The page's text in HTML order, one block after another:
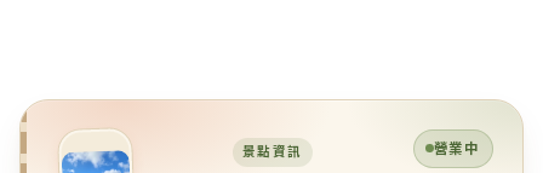
景點資訊 營業中